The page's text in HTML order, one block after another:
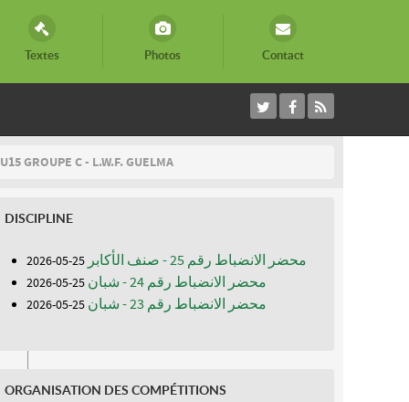
Textes Photos Contact
GROUPE C - L.W.F. GUELMA
DISCIPLINE
محضر الانضباط رقم 25 - صنف الأكابر 25-05-2026
محضر الانضباط رقم 24 - شبان 25-05-2026
محضر الانضباط رقم 23 - شبان 25-05-2026
ORGANISATION DES COMPÉTITIONS